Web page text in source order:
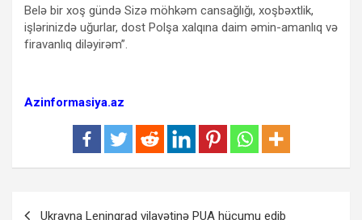
Belə bir xoş gündə Sizə möhkəm cansağlığı, xoşbəxtlik,
işlərinizdə uğurlar, dost Polşa xalqına daim əmin-amanlıq və
firavanlıq diləyirəm”.
Azinformasiya.az
Ukrayna Leninqrad vilayətinə PUA hücumu edib